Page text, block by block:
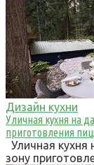
Дизайн кухни
Уличная кухня на
приготовления
Уличная кухня
зону